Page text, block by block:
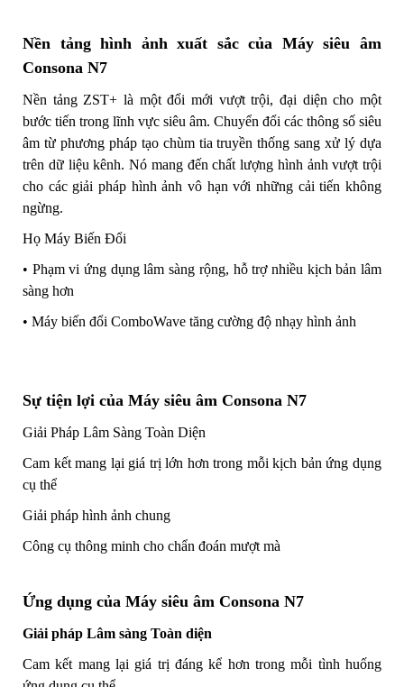
Nền tảng hình ảnh xuất sắc của Máy siêu âm
Consona N7
Nền tảng ZST+ là một đổi mới vượt trội, đại diện cho một
bước tiến trong lĩnh vực siêu âm. Chuyển đổi các thông số siêu
âm từ phương pháp tạo chùm tia truyền thống sang xử lý dựa
trên dữ liệu kênh. Nó mang đến chất lượng hình ảnh vượt trội
cho các giải pháp hình ảnh vô hạn với những cải tiến không
ngừng.
Họ Máy Biến Đổi
• Phạm vi ứng dụng lâm sàng rộng, hỗ trợ nhiều kịch bản lâm
sàng hơn
• Máy biến đổi ComboWave tăng cường độ nhạy hình ảnh
Sự tiện lợi của Máy siêu âm Consona N7
Giải Pháp Lâm Sàng Toàn Diện
Cam kết mang lại giá trị lớn hơn trong mỗi kịch bản ứng dụng
cụ thể
Giải pháp hình ảnh chung
Công cụ thông minh cho chẩn đoán mượt mà
Ứng dụng của Máy siêu âm Consona N7
Giải pháp Lâm sàng Toàn diện
Cam kết mang lại giá trị đáng kể hơn trong mỗi tình huống